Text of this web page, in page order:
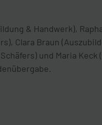
& Handwerk),
Clara Braun
und Maria